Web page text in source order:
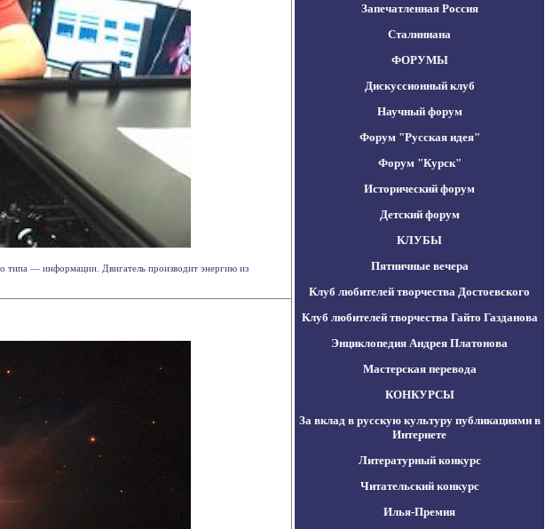
типа — информации. Двигатель производит энергию из
Запечатленная Россия
Сталиниана
ФОРУМЫ
Дискуссионный клуб
Научный форум
Форум "Русская идея"
Форум "Курск"
Исторический форум
Детский форум
КЛУБЫ
Пятничные вечера
Клуб любителей творчества Достоевского
Клуб любителей творчества Гайто Газданова
Энциклопедия Андрея Платонова
Мастерская перевода
КОНКУРСЫ
За вклад в русскую культуру публикациями в
Интернете
Литературный конкурс
Читательский конкурс
Илья-Премия